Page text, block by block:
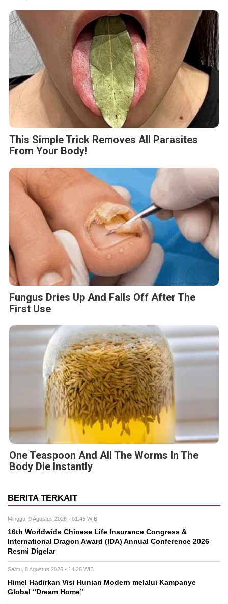
This Simple Trick Removes All Parasites
From Your Body!
Fungus Dries Up And Falls Off After The
First Use
One Teaspoon And All The Worms In The
Body Die Instantly
BERITA TERKAIT
Minggu, 9 Agustus 2026 - 01:45 WIB
16th Worldwide Chinese Life Insurance Congress &
International Dragon Award (IDA) Annual Conference 2026
Resmi Digelar
Sabtu, 8 Agustus 2026 - 14:26 WIB
Himel Hadirkan Visi Hunian Modern melalui Kampanye
Global “Dream Home”